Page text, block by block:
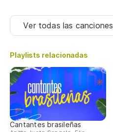
Ver todas las canciones
Playlists relacionadas
Cantantes brasileñas